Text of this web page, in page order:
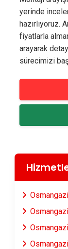
yerinde
hazırlıyoruz.
fiyatlarla
arayarak
sürecimizi